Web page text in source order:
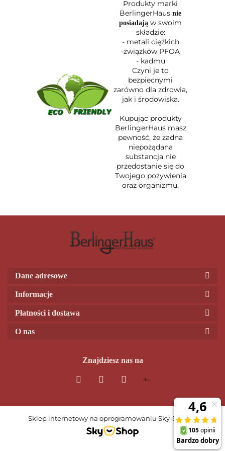
Produkty marki
BerlingerHaus nie
posiadają w swoim
składzie:
- metali ciężkich
-związków PFOA
- kadmu
Czyni je to
bezpiecnymi
zarówno dla zdrowia,
jak i środowiska.
Kupując produkty
BerlingerHaus masz
pewność, że żadna
niepożądana
substancja nie
przedostanie się do
Twojego pożywienia
oraz organizmu.
Dane adresowe
Informacje
Płatności i dostawa
O nas
Znajdziesz nas na
Sklep internetowy na oprogramowaniu Sky-Shop.pl